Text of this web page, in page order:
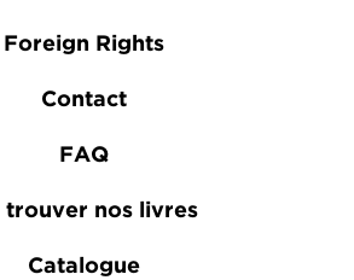
Foreign Rights
Contact
FAQ
trouver nos livres
Catalogue